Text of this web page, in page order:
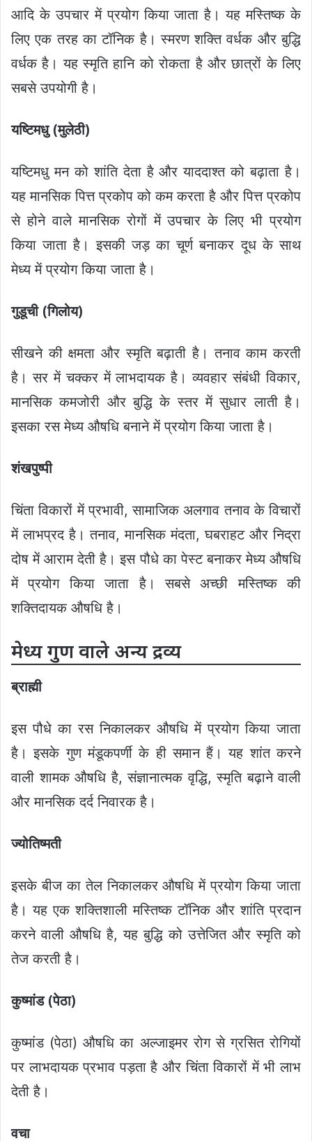
आदि के उपचार में प्रयोग किया जाता है। यह मस्तिष्क के
लिए एक तरह का टॉनिक है। स्मरण शक्ति वर्धक और बुद्धि
वर्धक है। यह स्मृति हानि को रोकता है और छात्रों के लिए
सबसे उपयोगी है।
यष्टिमधु (मुलेठी)
यष्टिमधु मन को शांति देता है और याददाश्त को बढ़ाता है।
यह मानसिक पित्त प्रकोप को कम करता है और पित्त प्रकोप
से होने वाले मानसिक रोगों में उपचार के लिए भी प्रयोग
किया जाता है। इसकी जड़ का चूर्ण बनाकर दूध के साथ
मेध्य में प्रयोग किया जाता है।
गुडूची(गिलोय)
सीखने की क्षमता और स्मृति बढ़ाती है। तनाव काम करती
है। सर में चक्कर में लाभदायक है। व्यवहार संबंधी विकार,
मानसिक कमजोरी और बुद्धि के स्तर में सुधार लाती है।
इसका रस मेध्य औषधि बनाने में प्रयोग किया जाता है।
शंखपुष्पी
चिंता विकारों में प्रभावी, सामाजिक अलगाव तनाव के विचारों
में लाभप्रद है। तनाव, मानसिक मंदता, घबराहट और निद्रा
दोष में आराम देती है। इस पौधे का पेस्ट बनाकर मेध्य औषधि
में प्रयोग किया जाता है। सबसे अच्छी मस्तिष्क की
शक्तिदायक औषधि है।
मेध्य गुण वाले अन्य द्रव्य
ब्राह्मी
इस पौधे का रस निकालकर औषधि में प्रयोग किया जाता
है। इसके गुण मंडूकपर्णी के ही समान हैं। यह शांत करने
वाली शामक औषधि है, संज्ञानात्मक वृद्धि, स्मृति बढ़ाने वाली
और मानसिक दर्द निवारक है।
ज्योतिष्मती
इसके बीज का तेल निकालकर औषधि में प्रयोग किया जाता
है। यह एक शक्तिशाली मस्तिष्क टॉनिक और शांति प्रदान
करने वाली औषधि है, यह बुद्धि को उत्तेजित और स्मृति को
तेज करती है।
कुष्मांड(पेठा)
कुष्मांड (पेठा) औषधि का अल्जाइमर रोग से ग्रसित रोगियों
पर लाभदायक प्रभाव पड़ता है और चिंता विकारों में भी लाभ
देती है।
वचा